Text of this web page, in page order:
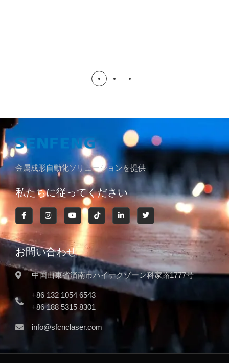
金属成形自動化ソリューションを提供
私たちに従ってください
お問い合わせ
中国山東省済南市ハイテクゾーン科家路1777号
+86 132 1054 6543
+86 188 5315 8301
info@sfcnclaser.com